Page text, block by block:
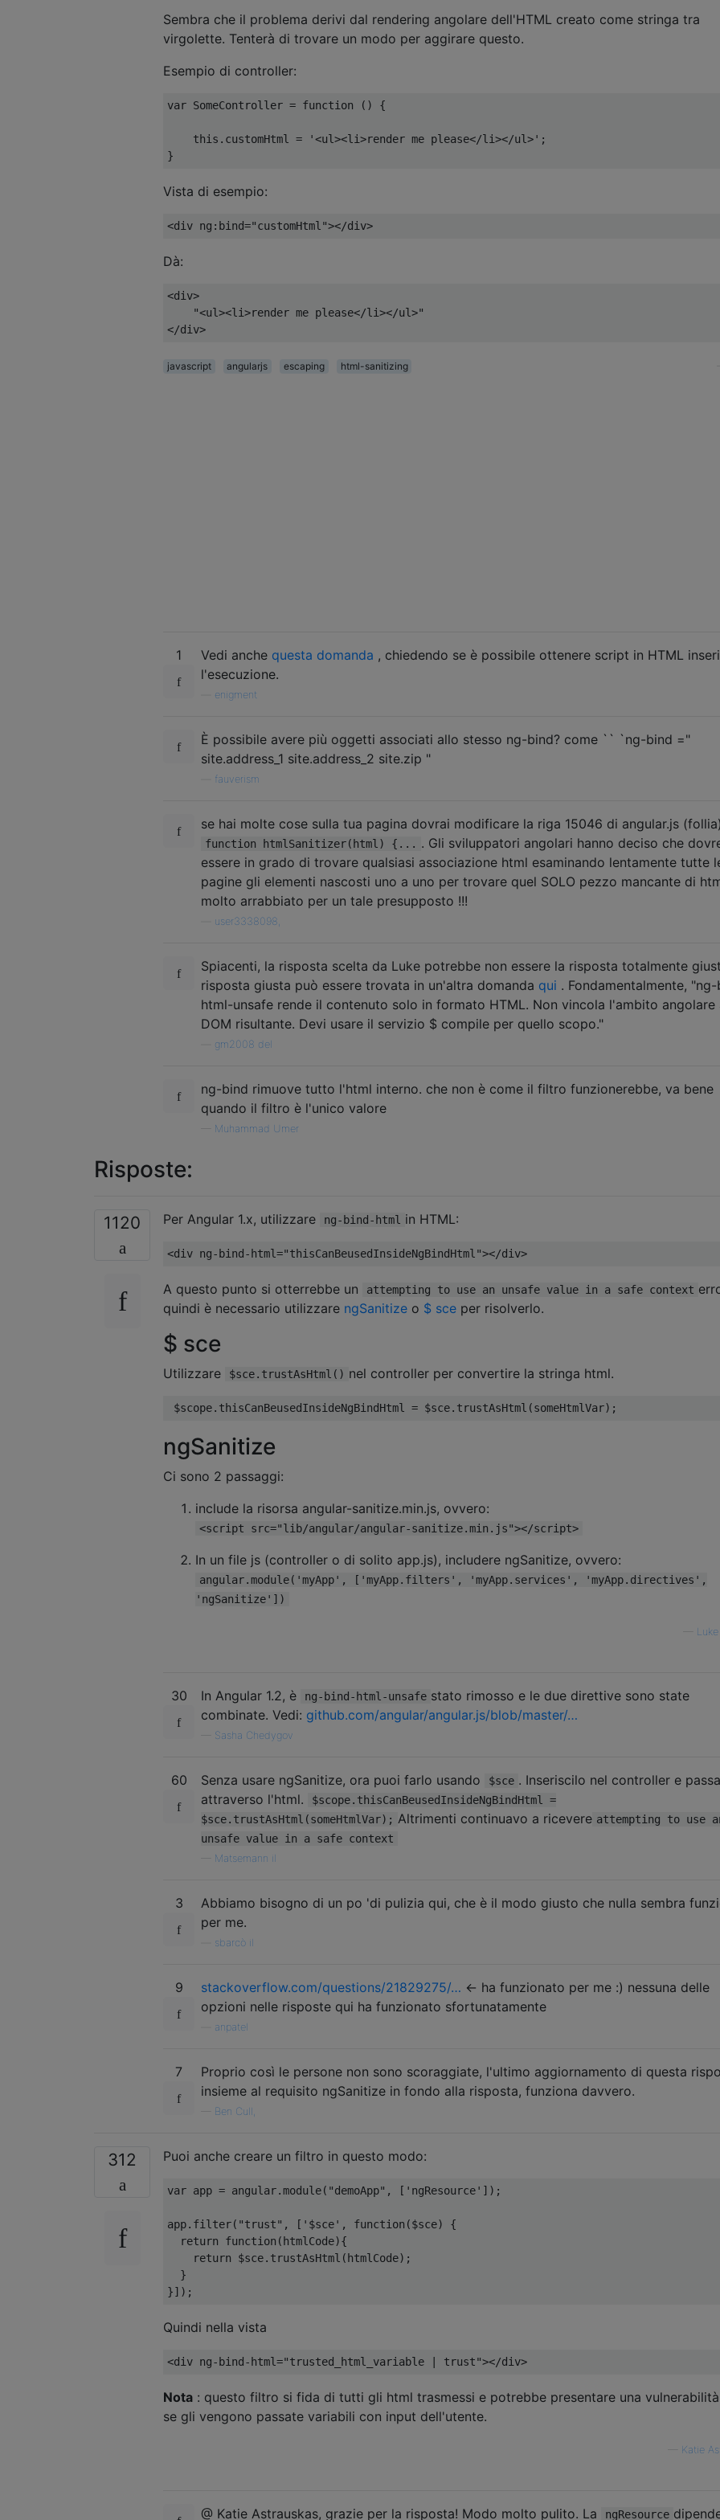
Sembra che il problema derivi dal rendering angolare dell'HTML creato come stringa tra
virgolette. Tenterà di trovare un modo per aggirare questo.
Esempio di controller:
var SomeController = function () {
this . customHtml = '<ul><li>render me please</li></ul>' ;
}
Vista di esempio:
<div ng : bind="customHtml"></div>
Dà:
<div>
"<ul><li>render me please</li></ul>"
</div>
javascript angularjs escaping html-sanitizing
1 Vedi anche questa domanda , chiedendo se è possibile ottenere script in HTML
l'esecuzione.
enigment
È possibile avere più oggetti associati allo stesso ng-bind? come `` `ng-bind ="
site.address_1 site.address_2 site.zip "
fauverism
se hai molte cose sulla tua pagina dovrai modificare la riga 15046 di angular.js
function htmlSanitizer(html) {... . Gli sviluppatori angolari hanno deciso che
essere in grado di trovare qualsiasi associazione html esaminando lentamente tutte
pagine gli elementi nascosti uno a uno per trovare quel SOLO pezzo mancante di
molto arrabbiato per un tale presupposto !!!
user3338098,
Spiacenti, la risposta scelta da Luke potrebbe non essere la risposta totalmente
risposta giusta può essere trovata in un'altra domanda qui . Fondamentalmente,
html-unsafe rende il contenuto solo in formato HTML. Non vincola l'ambito angolare
DOM risultante. Devi usare il servizio $ compile per quello scopo."
gm2008 del
ng-bind rimuove tutto l'html interno. che non è come il filtro funzionerebbe, va bene
quando il filtro è l'unico valore
Muhammad Umer
Risposte:
1120 Per Angular 1.x, utilizzare ng-bind-html in HTML:
<div ng-bind-html="thisCanBeusedInsideNgBindHtml"></div>
A questo punto si otterrebbe un attempting to use an unsafe value in a safe context
quindi è necessario utilizzare ngSanitize o $ sce per risolverlo.
$ sce
Utilizzare $sce.trustAsHtml() nel controller per convertire la stringa html.
$scope. thisCanBeusedInsideNgBindHtml = $sce. trustAsHtml (someHtmlVar);
ngSanitize
Ci sono 2 passaggi:
include la risorsa angular-sanitize.min.js, ovvero:
<script src="lib/angular/angular-sanitize.min.js"></script>
In un file js (controller o di solito app.js), includere ngSanitize, ovvero:
angular.module('myApp', ['myApp.filters', 'myApp.services', 'myApp.directives',
'ngSanitize'])
30 In Angular 1.2, è ng-bind-html-unsafe stato rimosso e le due direttive sono state
combinate. Vedi: github.com/angular/angular.js/blob/master/…
Sasha Chedygov
60 Senza usare ngSanitize, ora puoi farlo usando $sce . Inseriscilo nel controller e
attraverso l'html.
$scope.thisCanBeusedInsideNgBindHtml =
$sce.trustAsHtml(someHtmlVar); Altrimenti continuavo a ricevere attempting to use
unsafe value in a safe context
Matsemann il
3
Abbiamo bisogno di un po 'di pulizia qui, che è il modo giusto che nulla sembra
per me.
sbarcò il
9 stackoverflow.com/questions/21829275/… <- ha funzionato per me :) nessuna delle
opzioni nelle risposte qui ha funzionato sfortunatamente
anpatel
7
Proprio così le persone non sono scoraggiate, l'ultimo aggiornamento di questa
insieme al requisito ngSanitize in fondo alla risposta, funziona davvero.
Ben Cull,
312 Puoi anche creare un filtro in questo modo:
var app = angular.module( "demoApp" , [ 'ngResource' ]);
app. filter( "trust" , [ '$sce' , function ($sce)
{
return
function (htmlCode){
return $sce. trustAsHtml (htmlCode);
}
}]);
Quindi nella vista
<div ng-bind-html="trusted_html_variable | trust"></div>
Nota : questo filtro si fida di tutti gli html trasmessi e potrebbe presentare una vulnerabilità
se gli vengono passate variabili con input dell'utente.
Katie
@ Katie Astrauskas, grazie per la risposta! Modo molto pulito. La ngResource